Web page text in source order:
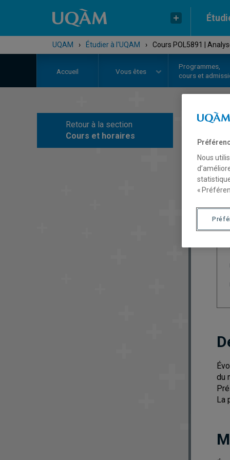
UQAM › Étudier à l'UQAM › Cours POL5891 |
Accueil Vous êtes
Programmes,
cours et
Retour à la section
Cours et horaires
du
La
Nous
«